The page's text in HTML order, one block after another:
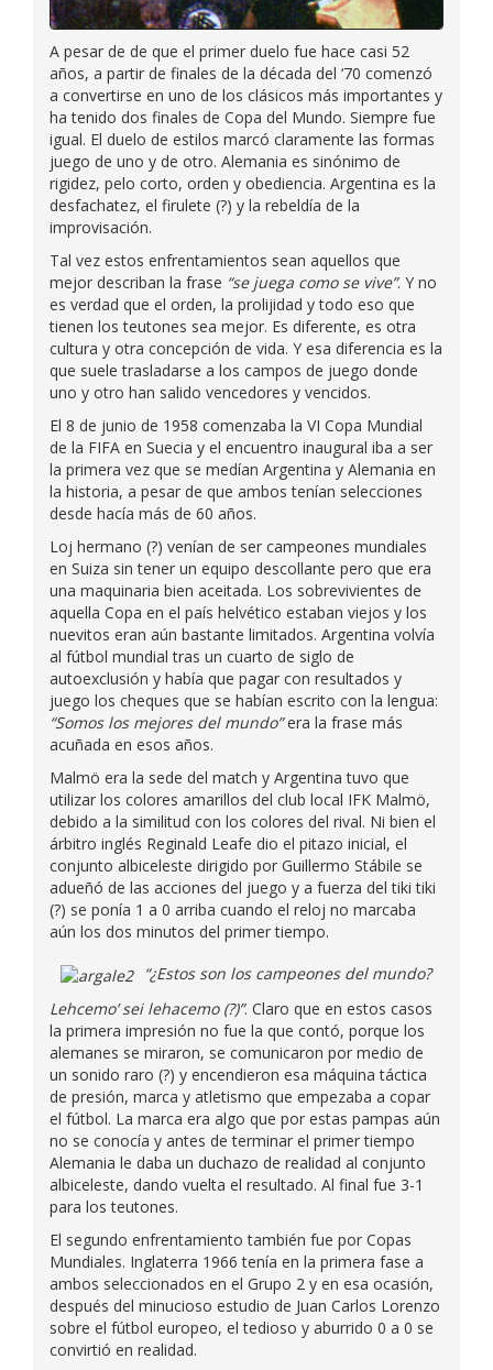
A pesar de de que el primer duelo fue hace casi 52
años, a partir de finales de la década del ‘70 comenzó
a convertirse en uno de los clásicos más importantes y
ha tenido dos finales de Copa del Mundo. Siempre fue
igual. El duelo de estilos marcó claramente las formas
juego de uno y de otro. Alemania es sinónimo de
rigidez, pelo corto, orden y obediencia. Argentina es la
desfachatez, el firulete (?) y la rebeldía de la
improvisación.
Tal vez estos enfrentamientos sean aquellos que
mejor describan la frase “se juega como se vive”. Y no
es verdad que el orden, la prolijidad y todo eso que
tienen los teutones sea mejor. Es diferente, es otra
cultura y otra concepción de vida. Y esa diferencia es la
que suele trasladarse a los campos de juego donde
uno y otro han salido vencedores y vencidos.
El 8 de junio de 1958 comenzaba la VI Copa Mundial
de la FIFA en Suecia y el encuentro inaugural iba a ser
la primera vez que se medían Argentina y Alemania en
la historia, a pesar de que ambos tenían selecciones
desde hacía más de 60 años.
Loj hermano (?) venían de ser campeones mundiales
en Suiza sin tener un equipo descollante pero que era
una maquinaria bien aceitada. Los sobrevivientes de
aquella Copa en el país helvético estaban viejos y los
nuevitos eran aún bastante limitados. Argentina volvía
al fútbol mundial tras un cuarto de siglo de
autoexclusión y había que pagar con resultados y
juego los cheques que se habían escrito con la lengua:
“Somos los mejores del mundo”era la frase más
acuñada en esos años.
Malmö era la sede del match y Argentina tuvo que
utilizar los colores amarillos del club local IFK Malmö,
debido a la similitud con los colores del rival. Ni bien el
árbitro inglés Reginald Leafe dio el pitazo inicial, el
conjunto albiceleste dirigido por Guillermo Stábile se
adueñó de las acciones del juego y a fuerza del tiki tiki
(?) se ponía 1 a 0 arriba cuando el reloj no marcaba
aún los dos minutos del primer tiempo.
“¿Estos son los campeones del mundo?
Lehcemo’ sei lehacemo (?)”. Claro que en estos casos
la primera impresión no fue la que contó, porque los
alemanes se miraron, se comunicaron por medio de
un sonido raro (?) y encendieron esa máquina táctica
de presión, marca y atletismo que empezaba a copar
el fútbol. La marca era algo que por estas pampas aún
no se conocía y antes de terminar el primer tiempo
Alemania le daba un duchazo de realidad al conjunto
albiceleste, dando vuelta el resultado. Al final fue 3-1
para los teutones.
El segundo enfrentamiento también fue por Copas
Mundiales. Inglaterra 1966 tenía en la primera fase a
ambos seleccionados en el Grupo 2 y en esa ocasión,
después del minucioso estudio de Juan Carlos Lorenzo
sobre el fútbol europeo, el tedioso y aburrido 0 a 0 se
convirtió en realidad.